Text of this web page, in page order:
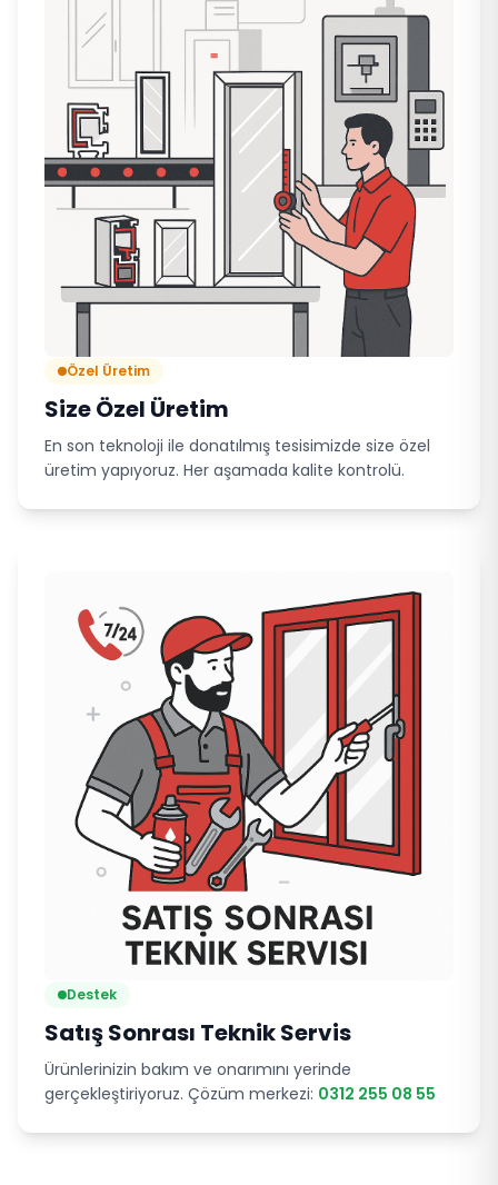
Özel Üretim
Size Özel Üretim
En son teknoloji ile donatılmış tesisimizde size özel
üretim yapıyoruz. Her aşamada kalite kontrolü.
Destek
Satış Sonrası Teknik Servis
Ürünlerinizin bakım ve onarımını yerinde
gerçekleştiriyoruz. Çözüm merkezi: 0312 255 08 55